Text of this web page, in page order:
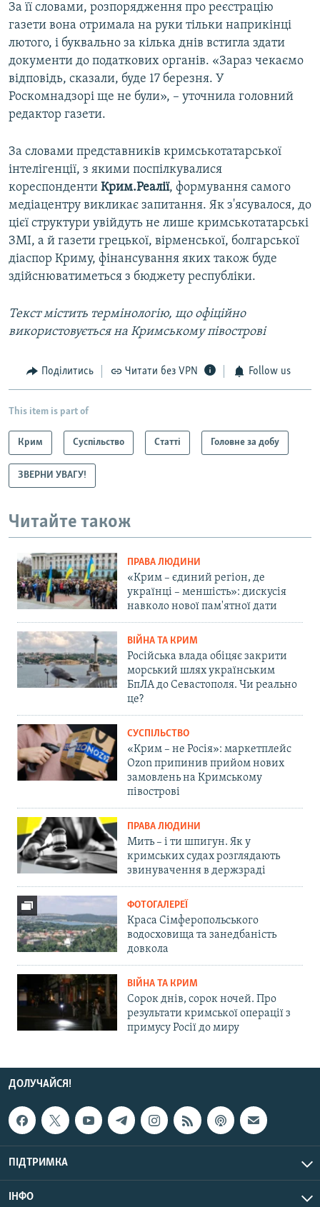
За її словами, розпорядження про реєстрацію
газети вона отримала на руки тільки наприкінці
лютого, і буквально за кілька днів встигла здати
документи до податкових органів. «Зараз чекаємо
відповідь, сказали, буде 17 березня. У
Роскомнадзорі ще не були», – уточнила головний
редактор газети.
За словами представників кримськотатарської
інтелігенції, з якими поспілкувалися
кореспонденти Крим.Реалії, формування самого
медіацентру викликає запитання. Як з'ясувалося, до
цієї структури увійдуть не лише кримськотатарські
ЗМІ, а й газети грецької, вірменської, болгарської
діаспор Криму, фінансування яких також буде
здійснюватиметься з бюджету республіки.
Текст містить термінологію, що офіційно
використовується на Кримському півострові
Поділитись Читати без VPN Follow us
This item is part of
Крим Суспільство Статті Головне за добу
ЗВЕРНИ УВАГУ!
Читайте також
ПРАВА ЛЮДИНИ
«Крим – єдиний регіон, де
українці – меншість»: дискусія
навколо нової пам'ятної дати
ВІЙНА ТА КРИМ
Російська влада обіцяє закрити
морський шлях українським
БпЛА до Севастополя. Чи реально
це?
СУСПІЛЬСТВО
«Крим – не Росія»: маркетплейс
Ozon припинив прийом нових
замовлень на Кримському
півострові
ПРАВА ЛЮДИНИ
Мить – і ти шпигун. Як у
кримських судах розглядають
звинувачення в держзраді
ФОТОГАЛЕРЕЇ
Краса Сімферопольського
водосховища та занедбаність
довкола
ВІЙНА ТА КРИМ
Сорок днів, сорок ночей. Про
результати кримської операції з
примусу Росії до миру
ДОЛУЧАЙСЯ!
ПІДТРИМКА
ІНФО